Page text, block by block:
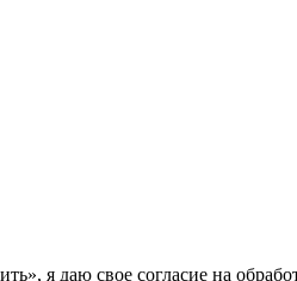
я даю свое согласие на